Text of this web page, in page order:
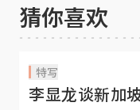
猜你喜欢
特写
李显龙谈新加